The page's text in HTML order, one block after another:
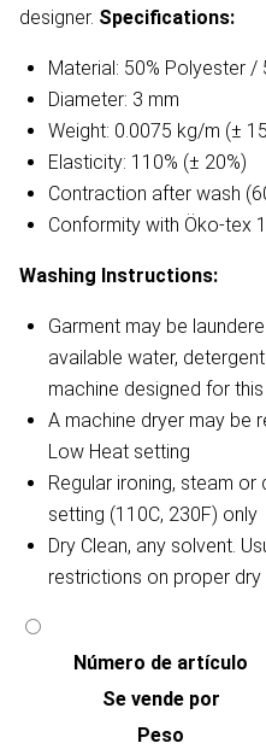
designer. Specifications:
Material: 50% Polyester /
Diameter: 3 mm
Weight: 0.0075 kg/m (±
Elasticity: 110% (± 20%)
Contraction after wash
Conformity with Öko-tex
Washing Instructions:
Garment may be
available water,
machine designed for
A machine dryer may be
Low Heat setting
Regular ironing, steam
setting (110C, 230F) only
Dry Clean, any solvent.
restrictions on proper
Número de artículo
Se vende por
Peso